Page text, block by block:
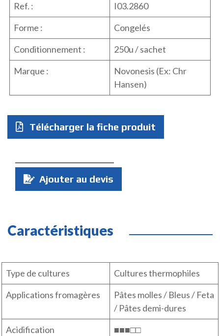
Ref. :
I03.2860
Forme :
Congelés
Conditionnement :
250u / sachet
Marque :
Novonesis (Ex: Chr
Hansen)
Télécharger la fiche produit
Quantité
Ajouter au devis
Caractéristiques
Type de cultures
Cultures thermophiles
Applications fromagères
Pâtes molles / Bleus / Feta
/ Pâtes demi-dures
Acidification
■■■□□